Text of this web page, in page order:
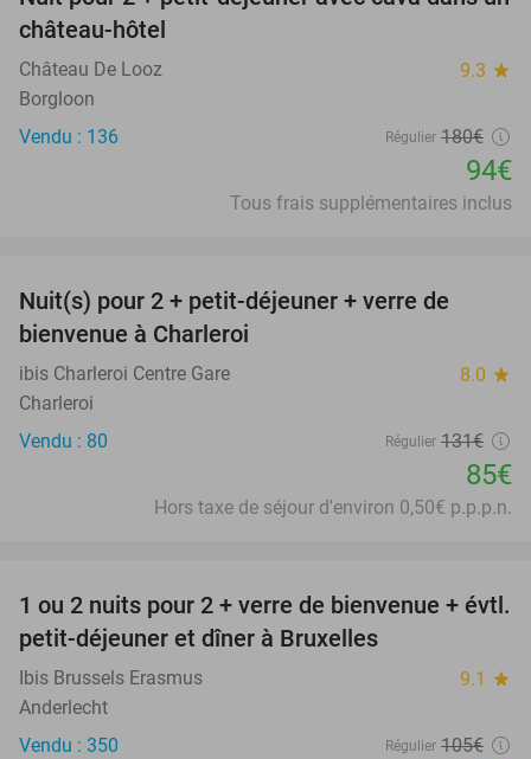
château-hôtel
Château De Looz 9.3 star
Borgloon
Vendu : 136
Régulier 180€
94€
Tous frais supplémentaires inclus
Nuit(s) pour 2 + petit-déjeuner + verre de
bienvenue à Charleroi
ibis Charleroi Centre Gare 8.0 star
Charleroi
Vendu : 80
Régulier 131€
85€
Hors taxe de séjour d'environ 0,50€ p.p.p.n.
25%
1 ou 2 nuits pour 2 + verre de bienvenue + évtl.
petit-déjeuner et dîner à Bruxelles
Ibis Brussels Erasmus 9.1 star
Anderlecht
Vendu : 350
Régulier 105€